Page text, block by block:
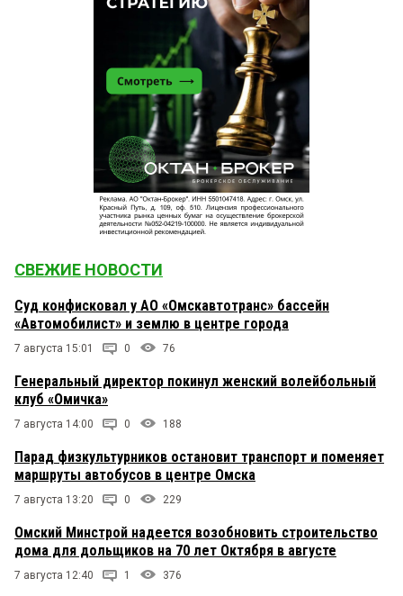
СВЕЖИЕ НОВОСТИ
Суд конфисковал у АО «Омскавтотранс» бассейн
«Автомобилист» и землю в центре города
7 августа 15:01 0 76
Генеральный директор покинул женский волейбольный
клуб «Омичка»
7 августа 14:00 0 188
Парад физкультурников остановит транспорт и поменяет
маршруты автобусов в центре Омска
7 августа 13:20 0 229
Омский Минстрой надеется возобновить строительство
дома для дольщиков на 70 лет Октября в августе
7 августа 12:40 1 376